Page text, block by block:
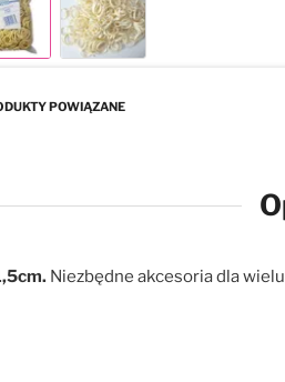
POWIĄZANE
Niezbędne akcesoria dla